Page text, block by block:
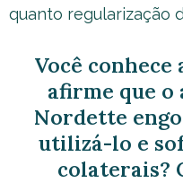
quanto regularização
Você conhece
afirme que
Nordette
utilizá-lo e
colaterais?